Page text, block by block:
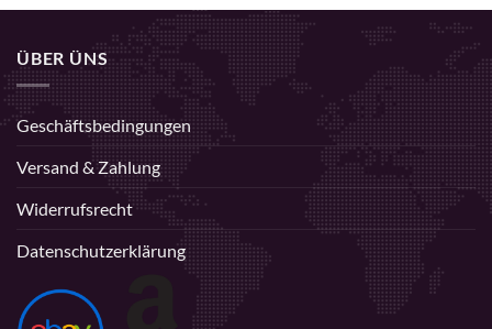
ÜBER ÜNS
Geschäftsbedingungen
Versand & Zahlung
Widerrufsrecht
Datenschutzerklärung